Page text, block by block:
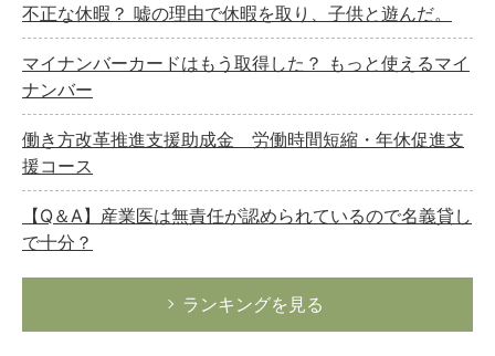
不正な休暇？ 嘘の理由で休暇を取り、子供と遊んだ。
マイナンバーカードはもう取得した？ もっと使えるマイ
ナンバー
働き方改革推進支援助成金 労働時間短縮・年休促進支
援コース
【Q＆A】産業医は無責任が認められているので名義貸し
で十分？
ランキングを見る